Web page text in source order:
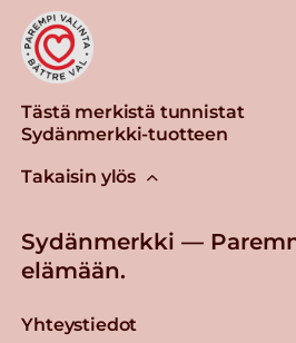
Tästä merkistä tunnistat
Sydänmerkki-tuotteen
Takaisin ylös
Sydänmerkki —
elämään.
Yhteystiedot